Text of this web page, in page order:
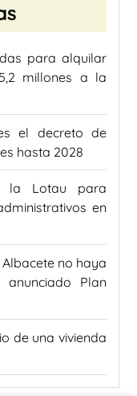
para alquilar
millones a la
el decreto de
hasta 2028
la Lotau para
en
no haya
Plan
de una vivienda